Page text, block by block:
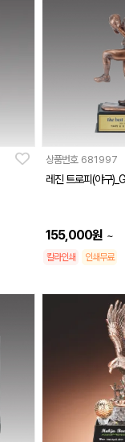
상품번호 681997
레진 트로피(야구
155,000원 ~
칼라인쇄 인쇄무료